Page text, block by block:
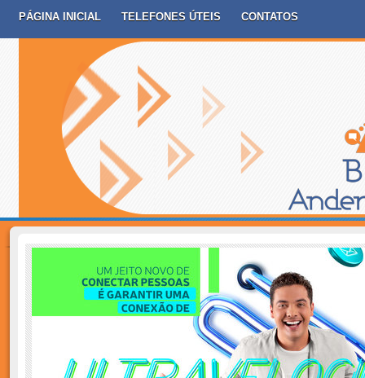
PÁGINA INICIAL TELEFONES ÚTEIS CONTATOS